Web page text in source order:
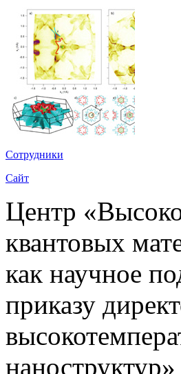
Сотрудники
Сайт
Центр
квантовых
как научное
приказу